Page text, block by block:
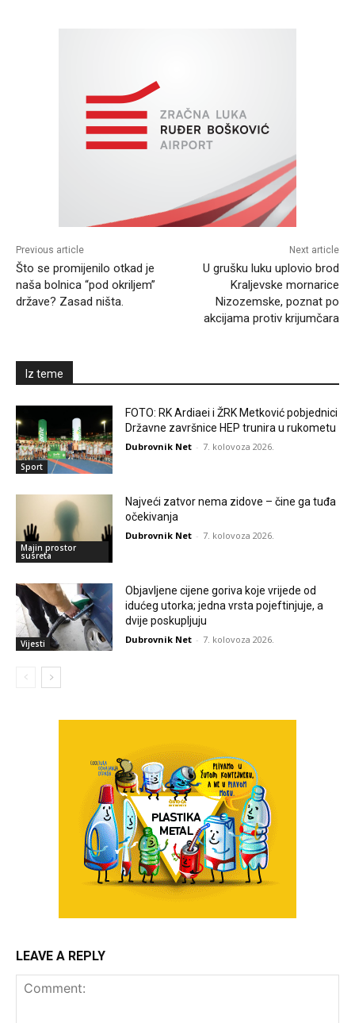
Previous article
Što se promijenilo otkad je
naša bolnica “pod okriljem”
države? Zasad ništa.
Next article
U grušku luku uplovio brod
Kraljevske mornarice
Nizozemske, poznat po
akcijama protiv krijumčara
Iz teme
Sport
FOTO: RK Ardiaei i ŽRK Metković pobjednici
Državne završnice HEP trunira u rukometu
Dubrovnik Net - 7. kolovoza 2026.
Majin prostor
susreta
Najveći zatvor nema zidove – čine ga tuđa
očekivanja
Dubrovnik Net - 7. kolovoza 2026.
Vijesti
Objavljene cijene goriva koje vrijede od
idućeg utorka; jedna vrsta pojeftinjuje, a
dvije poskupljuju
Dubrovnik Net - 7. kolovoza 2026.
LEAVE A REPLY